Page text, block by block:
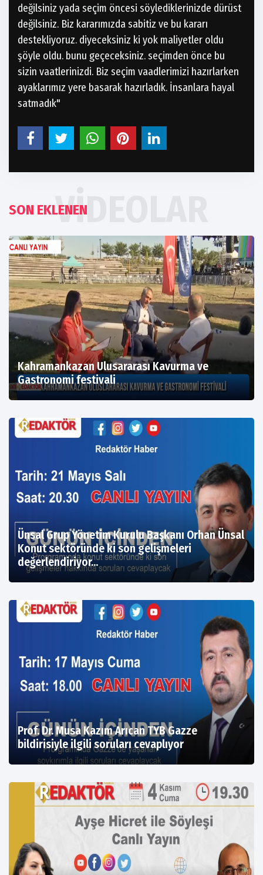
değilsiniz yada seçim öncesi söylediklerinizde dürüst
değilsiniz. Biz kararımızda sabitiz ve bu kararı
destekliyoruz. diyeceksiniz ki yok maliyetler oldu
şöyle oldu. bunu geçeceksiniz. seçimden önce bu
sizin vaatlerinizdi. Biz seçim vaadlerimizi hazırlarken
ayaklarımız yere basarak hazırladık. İnsanlara hayal
satmadık"
SON EKLENENVIDEOLAR
Kahramankazan Ulusararası Kavurma ve
Gastronomi festivali
Ünsal Grup Yönetim Kurulu Başkanı Orhan Ünsal
Konut sektöründe ki son gelişmeleri
değerlendiriyor...
Prof. Dr. Musa Kazım Arıcan TYB Gazze
bildirisiyle ilgili soruları cevaplıyor